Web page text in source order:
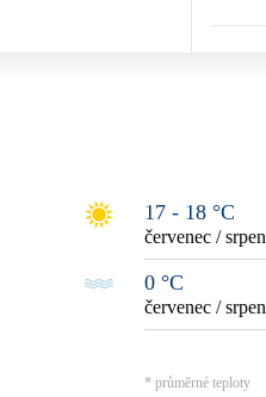
17 - 18 °C
červenec / srpen
0 °C
červenec / srpen
* průměrné teploty